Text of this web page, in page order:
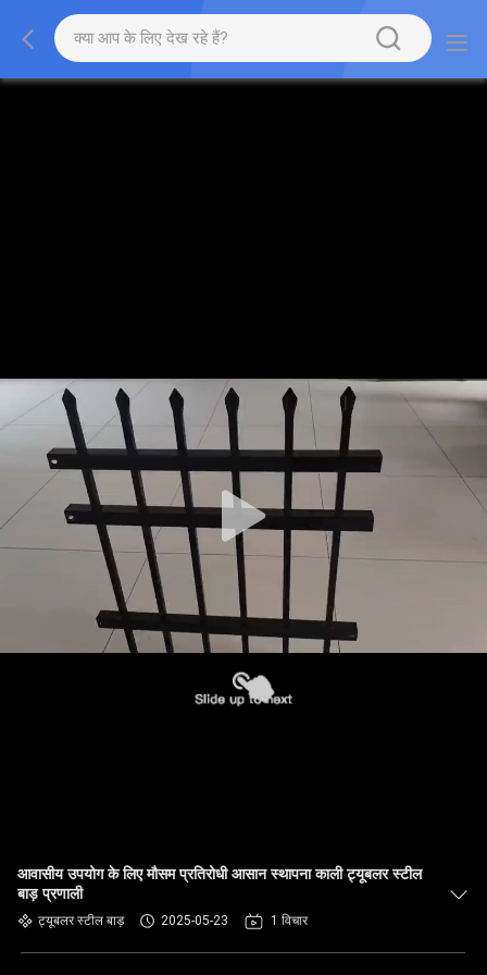
आवासीय उपयोग के लिए मौसम प्रतिरोधी आसान स्थापना काली ट्यूबलर स्टील
बाड़ प्रणाली
ट्यूबलर स्टील बाड़ 2025-05-23 1 विचार